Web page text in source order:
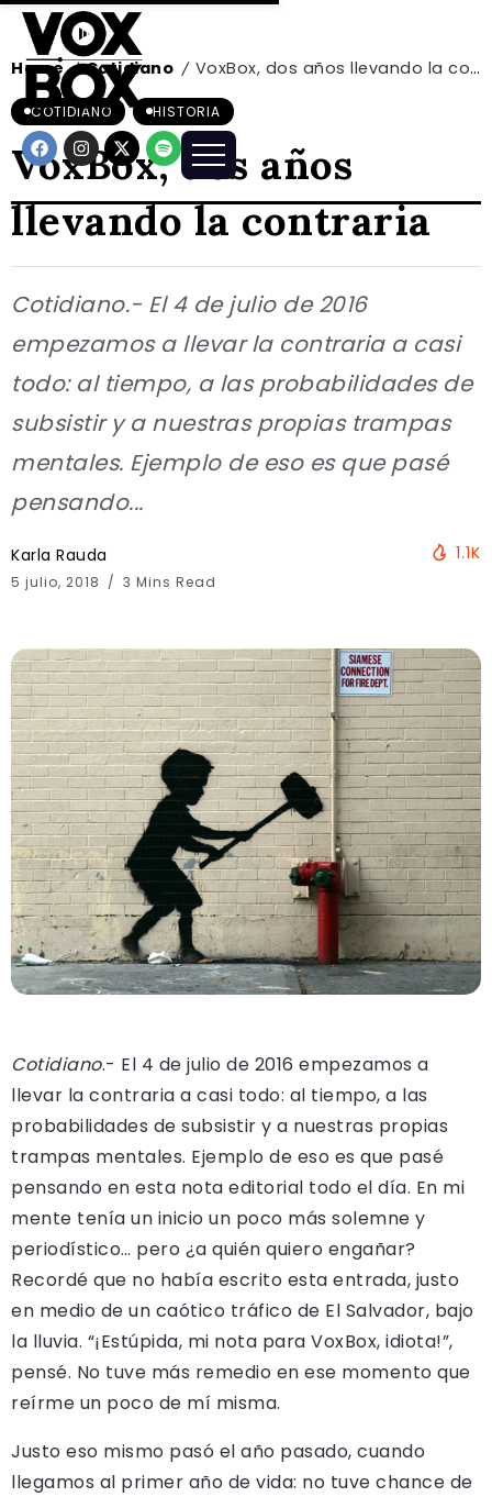
Home / Cotidiano / VoxBox, dos años llevando la contraria
COTIDIANO HISTORIA
VoxBox, dos años
llevando la contraria
Cotidiano.- El 4 de julio de 2016
empezamos a llevar la contraria a casi
todo: al tiempo, a las probabilidades de
subsistir y a nuestras propias trampas
mentales. Ejemplo de eso es que pasé
pensando...
Karla Rauda
5 julio, 2018 3 Mins Read
1.1K
Cotidiano.- El 4 de julio de 2016 empezamos a
llevar la contraria a casi todo: al tiempo, a las
probabilidades de subsistir y a nuestras propias
trampas mentales. Ejemplo de eso es que pasé
pensando en esta nota editorial todo el día. En mi
mente tenía un inicio un poco más solemne y
periodístico… pero ¿a quién quiero engañar?
Recordé que no había escrito esta entrada, justo
en medio de un caótico tráfico de El Salvador, bajo
la lluvia. “¡Estúpida, mi nota para VoxBox, idiota!”,
pensé. No tuve más remedio en ese momento que
reírme un poco de mí misma.
Justo eso mismo pasó el año pasado, cuando
llegamos al primer año de vida: no tuve chance de